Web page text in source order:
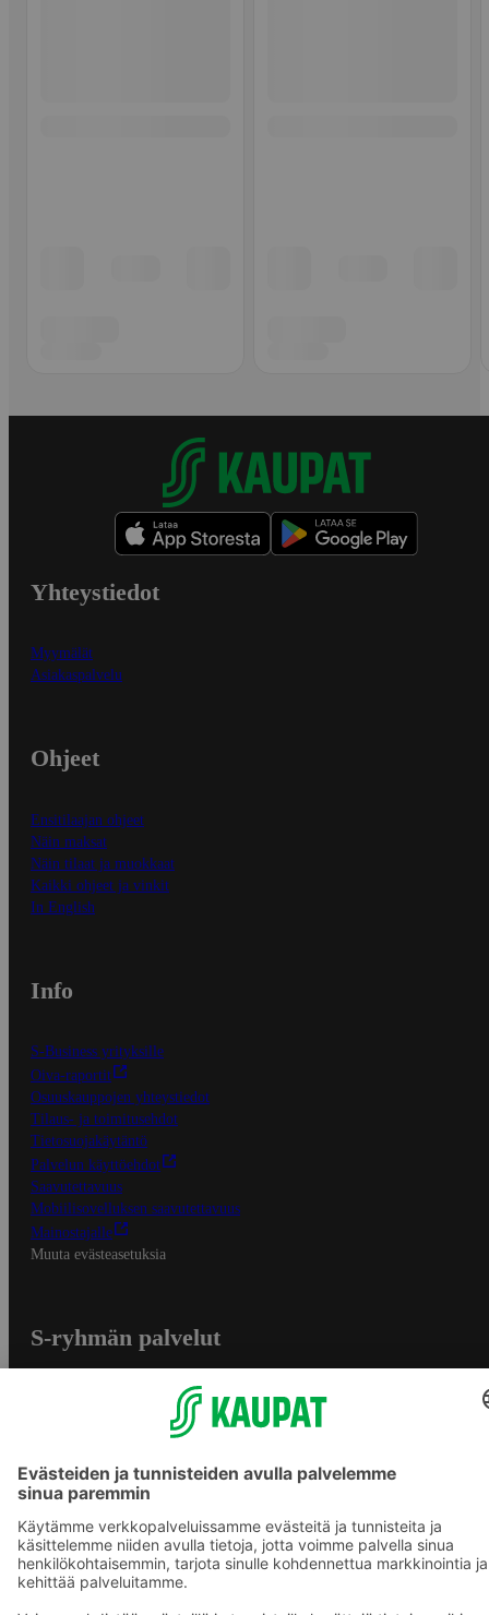
Yhteystiedot
Myymälät
Asiakaspalvelu
Ohjeet
Ensitilaajan ohjeet
Näin maksat
Näin tilaat ja muokkaat
Kaikki ohjeet ja vinkit
In English
Info
S-Business yrityksille
Oiva-raportit
Osuuskauppojen yhteystiedot
Tilaus- ja toimitusehdot
Tietosuojakäytäntö
Palvelun käyttöehdot
Saavutettavuus
Mobiilisovelluksen saavutettavuus
Mainostajalle
Muuta evästeasetuksia
S-ryhmän palvelut
S-ostoslista -sovellus
Prisma.fi
Sokos.fi
S-Pankki
Yhteishyvä
Sokos Hotels